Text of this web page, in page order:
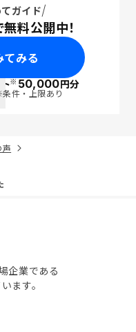
ガイド
料公開中！
てみる
※50,000円分
件・上限あり
声
企業である
ます。